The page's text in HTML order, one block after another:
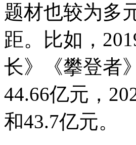
题材也较为多
距。比如，
长》《攀登者
44.66亿元，
和43.7亿元。